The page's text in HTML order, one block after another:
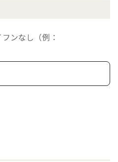
ンなし（例：